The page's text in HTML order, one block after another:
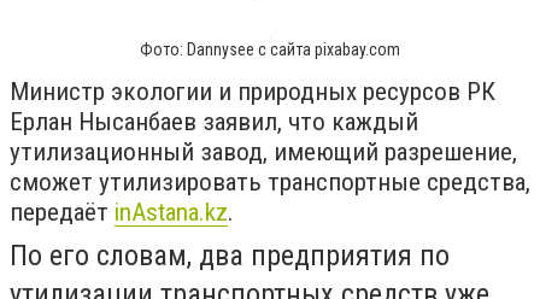
Фото: Dannysee с сайта pixabay.com
Министр экологии и природных ресурсов РК
Ерлан Нысанбаев заявил, что каждый
утилизационный завод, имеющий разрешение,
сможет утилизировать транспортные средства,
передаёт inАstana.kz.
По его словам, два предприятия по